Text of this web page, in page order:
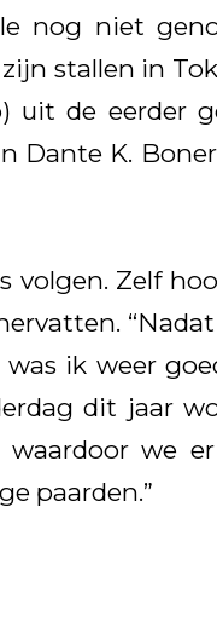
nog niet
stallen in
uit de eerder
Dante K.
volgen. Zelf
ik weer
dit jaar
we
paarden.”